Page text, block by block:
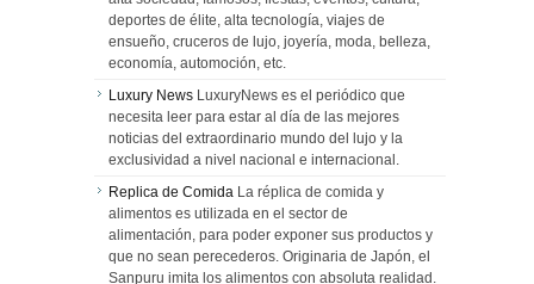
deportes de élite, alta tecnología, viajes de
ensueño, cruceros de lujo, joyería, moda, belleza,
economía, automoción, etc.
Luxury News LuxuryNews es el periódico que
necesita leer para estar al día de las mejores
noticias del extraordinario mundo del lujo y la
exclusividad a nivel nacional e internacional.
Replica de Comida La réplica de comida y
alimentos es utilizada en el sector de
alimentación, para poder exponer sus productos y
que no sean perecederos. Originaria de Japón, el
Sanpuru imita los alimentos con absoluta realidad.